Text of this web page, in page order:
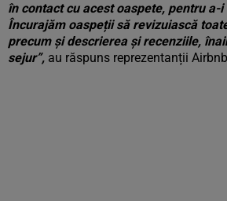
în contact cu acest oaspete, pentru a-
Încurajăm oaspeții să revizuiască
precum și descrierea și recenziile,
sejur”, au răspuns reprezentanții